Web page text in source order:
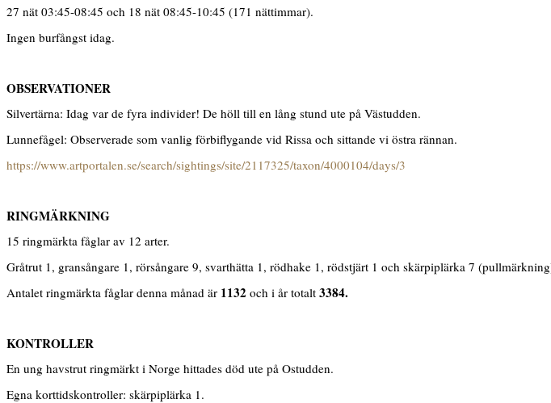
27 nät 03:45-08:45 och 18 nät 08:45-10:45 (171 nättimmar).
Ingen burfångst idag.
OBSERVATIONER
Silvertärna: Idag var de fyra individer! De höll till en lång stund ute på Västudden.
Lunnefågel: Observerade som vanlig förbiflygande vid Rissa och sittande vi östra rännan.
https://www.artportalen.se/search/sightings/site/2117325/taxon/4000104/days/3
RINGMÄRKNING
15 ringmärkta fåglar av 12 arter.
Gråtrut 1, gransångare 1, rörsångare 9, svarthätta 1, rödhake 1, rödstjärt 1 och skärpiplärka 7
Antalet ringmärkta fåglar denna månad är 1132 och i år totalt 3384.
KONTROLLER
En ung havstrut ringmärkt i Norge hittades död ute på Ostudden.
Egna korttidskontroller: skärpiplärka 1.